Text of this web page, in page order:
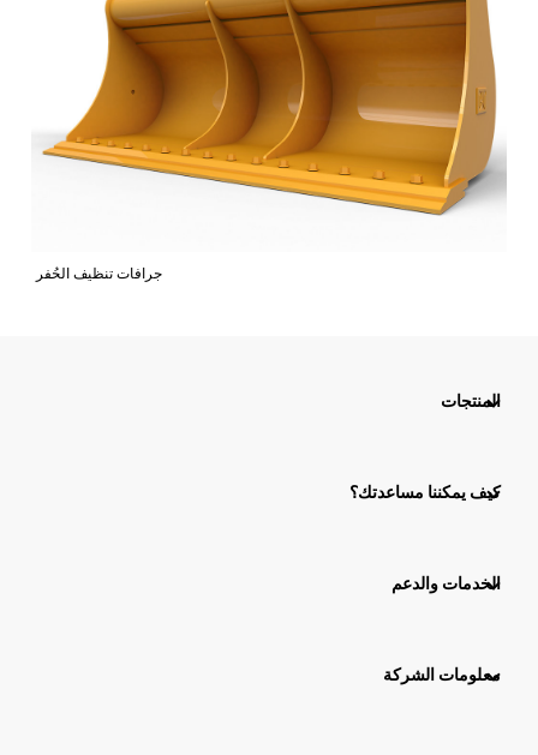
جرافات تنظيف الحُفر
المنتجات
كيف يمكننا مساعدتك؟
الخدمات والدعم
معلومات الشركة